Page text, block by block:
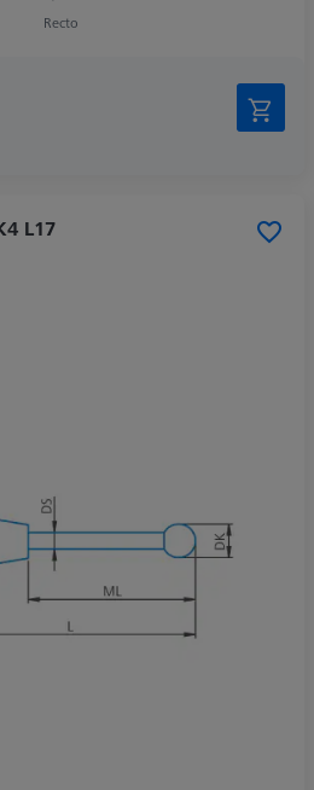
Recto
L17